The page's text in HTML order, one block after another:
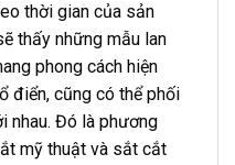
thời gian của sản
thấy những mẫu lan
phong cách hiện
điển, cũng có thể phối
nhau. Đó là phương
mỹ thuật và sắt cắt